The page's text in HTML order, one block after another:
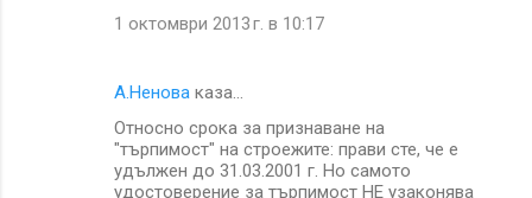
1 октомври 2013 г. в 10:17
А.Ненова каза…
Относно срока за признаване на
"търпимост" на строежите: прави сте, че е
удължен до 31.03.2001 г. Но самото
удостоверение за търпимост НЕ узаконява